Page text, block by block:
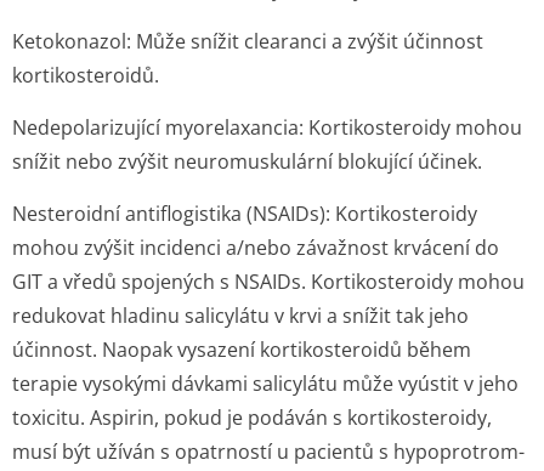
Ketokonazol: Může snížit clearanci a zvýšit účinnost
kortikosteroidů.
Nedepolarizující myorelaxancia: Kortikosteroidy mohou
snížit nebo zvýšit neuromuskulární blokující účinek.
Nesteroidní antiflogistika (NSAIDs): Kortikosteroidy
mohou zvýšit incidenci a/nebo závažnost krvácení do
GIT a vředů spojených s NSAIDs. Kortikosteroidy mohou
redukovat hladinu salicylátu v krvi a snížit tak jeho
účinnost. Naopak vysazení kortikosteroidů během
terapie vysokými dávkami salicylátu může vyústit v jeho
toxicitu. Aspirin, pokud je podáván s kortikosteroidy,
musí být užíván s opatrností u pacientů s hypoprotrom­